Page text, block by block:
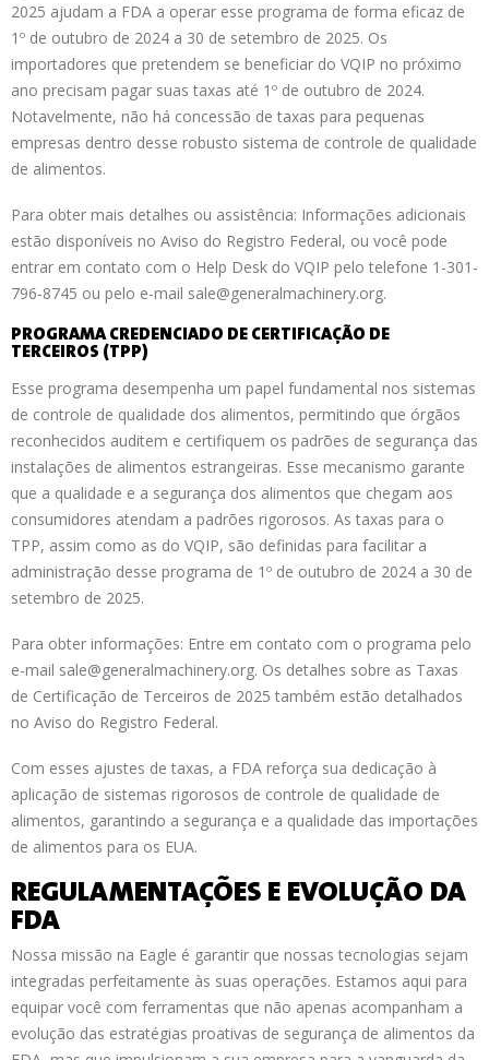
2025 ajudam a FDA a operar esse programa de forma eficaz de
1º de outubro de 2024 a 30 de setembro de 2025. Os
importadores que pretendem se beneficiar do VQIP no próximo
ano precisam pagar suas taxas até 1º de outubro de 2024.
Notavelmente, não há concessão de taxas para pequenas
empresas dentro desse robusto sistema de controle de qualidade
de alimentos.
Para obter mais detalhes ou assistência: Informações adicionais
estão disponíveis no Aviso do Registro Federal, ou você pode
entrar em contato com o Help Desk do VQIP pelo telefone 1-301-
796-8745 ou pelo e-mail sale@generalmachinery.org.
PROGRAMA CREDENCIADO DE CERTIFICAÇÃO DE
TERCEIROS (TPP)
Esse programa desempenha um papel fundamental nos sistemas
de controle de qualidade dos alimentos, permitindo que órgãos
reconhecidos auditem e certifiquem os padrões de segurança das
instalações de alimentos estrangeiras. Esse mecanismo garante
que a qualidade e a segurança dos alimentos que chegam aos
consumidores atendam a padrões rigorosos. As taxas para o
TPP, assim como as do VQIP, são definidas para facilitar a
administração desse programa de 1º de outubro de 2024 a 30 de
setembro de 2025.
Para obter informações: Entre em contato com o programa pelo
e-mail sale@generalmachinery.org. Os detalhes sobre as Taxas
de Certificação de Terceiros de 2025 também estão detalhados
no Aviso do Registro Federal.
Com esses ajustes de taxas, a FDA reforça sua dedicação à
aplicação de sistemas rigorosos de controle de qualidade de
alimentos, garantindo a segurança e a qualidade das importações
de alimentos para os EUA.
REGULAMENTAÇÕES E EVOLUÇÃO DA
FDA
Nossa missão na Eagle é garantir que nossas tecnologias sejam
integradas perfeitamente às suas operações. Estamos aqui para
equipar você com ferramentas que não apenas acompanham a
evolução das estratégias proativas de segurança de alimentos da